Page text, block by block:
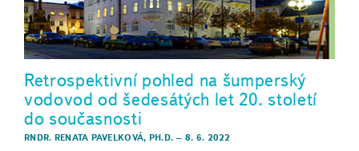
Retrospektivní pohled na šumperský
vodovod od šedesátých let 20. století
do současnosti
RNDR. RENATA PAVELKOVÁ, PH.D. – 8. 6. 2022